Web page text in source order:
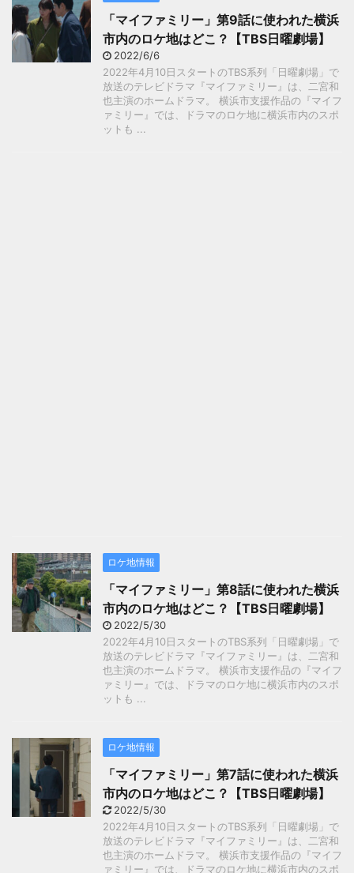
「マイファミリー」第9話に使われた横浜
市内のロケ地はどこ？【TBS日曜劇場】
2022/6/6
2022年4月10日スタートのTBS系列「日曜劇場」で
放送のテレビドラマ『マイファミリー』は、二宮和
也主演のホームドラマ。 横浜市支援作品の『マイフ
ァミリー』では、ドラマのロケ地に横浜市内のスポ
ットも ...
ロケ地情報
「マイファミリー」第8話に使われた横浜
市内のロケ地はどこ？【TBS日曜劇場】
2022/5/30
2022年4月10日スタートのTBS系列「日曜劇場」で
放送のテレビドラマ『マイファミリー』は、二宮和
也主演のホームドラマ。 横浜市支援作品の『マイフ
ァミリー』では、ドラマのロケ地に横浜市内のスポ
ットも ...
ロケ地情報
「マイファミリー」第7話に使われた横浜
市内のロケ地はどこ？【TBS日曜劇場】
2022/5/30
2022年4月10日スタートのTBS系列「日曜劇場」で
放送のテレビドラマ『マイファミリー』は、二宮和
也主演のホームドラマ。 横浜市支援作品の『マイフ
ァミリー』では、ドラマのロケ地に横浜市内のスポ